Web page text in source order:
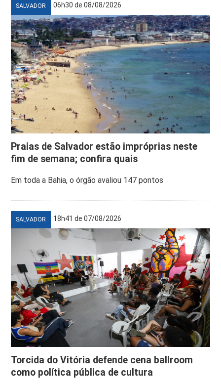
SALVADOR 06h30 de 08/08/2026
Praias de Salvador estão impróprias neste
fim de semana; confira quais
Em toda a Bahia, o órgão avaliou 147 pontos
SALVADOR 18h41 de 07/08/2026
Torcida do Vitória defende cena ballroom
como política pública de cultura